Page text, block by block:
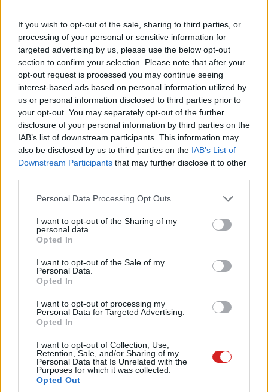
If you wish to opt-out of the sale, sharing to third parties, or
processing of your personal or sensitive information for
targeted advertising by us, please use the below opt-out
section to confirm your selection. Please note that after your
opt-out request is processed you may continue seeing
interest-based ads based on personal information utilized by
us or personal information disclosed to third parties prior to
your opt-out. You may separately opt-out of the further
disclosure of your personal information by third parties on the
IAB’s list of downstream participants. This information may
also be disclosed by us to third parties on the IAB’s List of
Downstream Participants that may further disclose it to other
Please note that this website/app uses one or more Google
not limited to your visit or usage behaviour. You may click to
grant or deny consent to Google and its third-party tags to
use your data for below specified purposes in below Google
consent section.
Personal Data Processing Opt Outs
I want to opt-out of the Sharing of my
personal data.
Opted In
I want to opt-out of the Sale of my
Personal Data.
Opted In
I want to opt-out of processing my
Personal Data for Targeted Advertising.
Opted In
I want to opt-out of Collection, Use,
Retention, Sale, and/or Sharing of my
Personal Data that Is Unrelated with the
Purposes for which it was collected.
Opted Out
Texasban készülhet az iPhone 18
kamerája
PCW.lite| 2025.12.28 10:45
Nem, az Asus nem száll be a
memóriagyártásba
PCW.lite| 2025.12.27 17:02
A RAM mellett a gyártáshoz
szükséges berendezések is
jelentős drágulásnak indulhatnak
előre a chipgyártásban
Leáll a villany-F-150 gyártása,
máshová összpontosul a Ford
PCW.lite| 2025.12.16 09:27
A Samsung búcsút int a SATA